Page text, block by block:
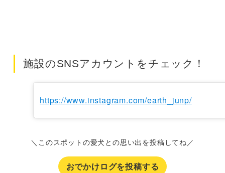
施設のSNSアカウントをチェック！
https://www.instagram.com/earth_junp/
＼このスポットの愛犬との思い出を投稿してね／
おでかけログを投稿する